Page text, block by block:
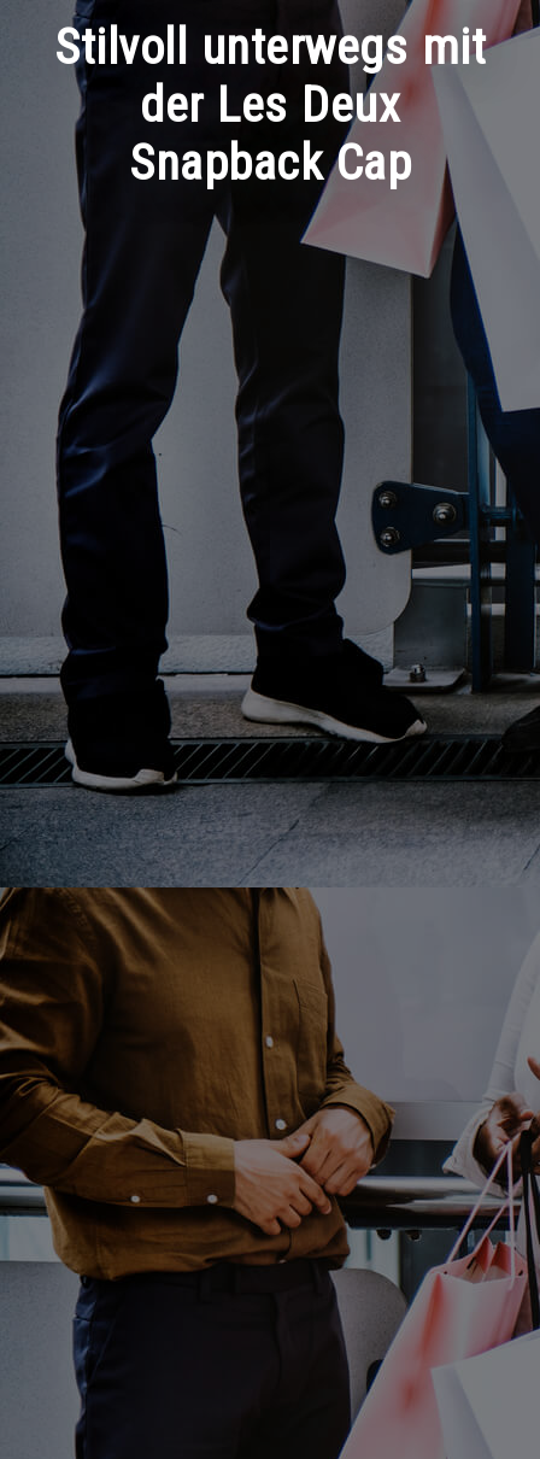
Stilvoll unterwegs mit
der Les Deux
Snapback Cap